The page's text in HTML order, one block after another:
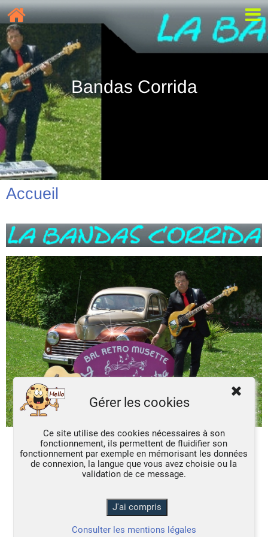
Bandas Corrida
Accueil
Gérer les cookies
Ce site utilise des cookies nécessaires à son
fonctionnement, ils permettent de fluidifier son
fonctionnement par exemple en mémorisant les données
de connexion, la langue que vous avez choisie ou la
validation de ce message.
Consulter les mentions légales